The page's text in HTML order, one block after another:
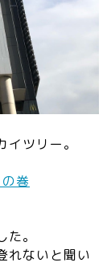
ツリー。
巻
。
れないと聞い